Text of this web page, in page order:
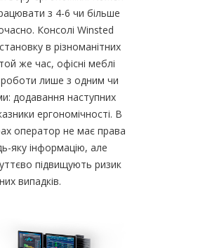
з 4-6 чи більше
Консолі Winsted
в різноманітних
же час, офісні меблі
роботи лише з одним чи
додавання наступних
ергономічності. В
оператор не має права
яку інформацію, але
підвищують ризик
випадків.